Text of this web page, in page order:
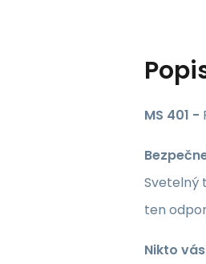
MS 401 -
Svetelný
ten
Nikto